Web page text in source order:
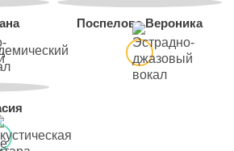
Поспелова Вероника